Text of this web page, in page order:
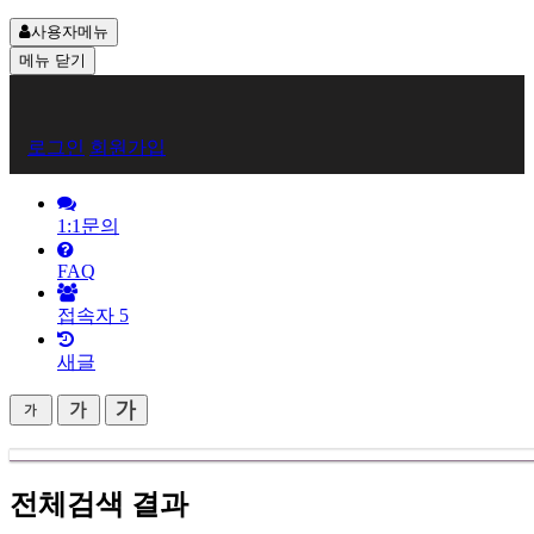
사용자메뉴
메뉴 닫기
원
로
그
인
로그인 회원가입
1:1문의
FAQ
접속자 5
새글
전체검색 결과